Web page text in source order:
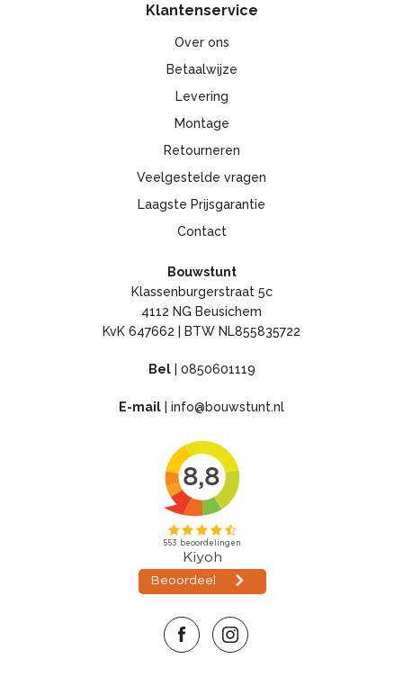
Klantenservice
Over ons
Betaalwijze
Levering
Montage
Retourneren
Veelgestelde vragen
Laagste Prijsgarantie
Contact
Bouwstunt
Klassenburgerstraat 5c
4112 NG Beusichem
KvK 647662 | BTW NL855835722
Bel| 0850601119
E-mail | info@bouwstunt.nl